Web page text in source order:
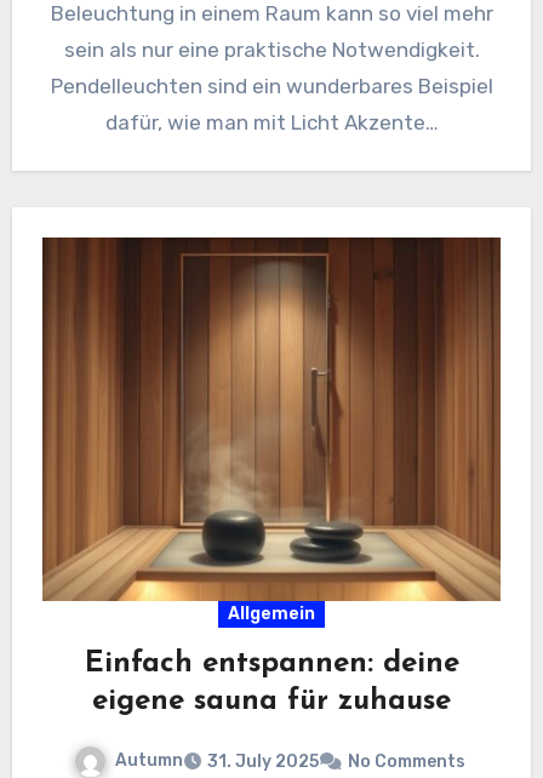
Beleuchtung in einem Raum kann so viel mehr
sein als nur eine praktische Notwendigkeit.
Pendelleuchten sind ein wunderbares Beispiel
dafür, wie man mit Licht Akzente…
Allgemein
Einfach entspannen: deine
eigene sauna für zuhause
Autumn 31. July 2025 No Comments